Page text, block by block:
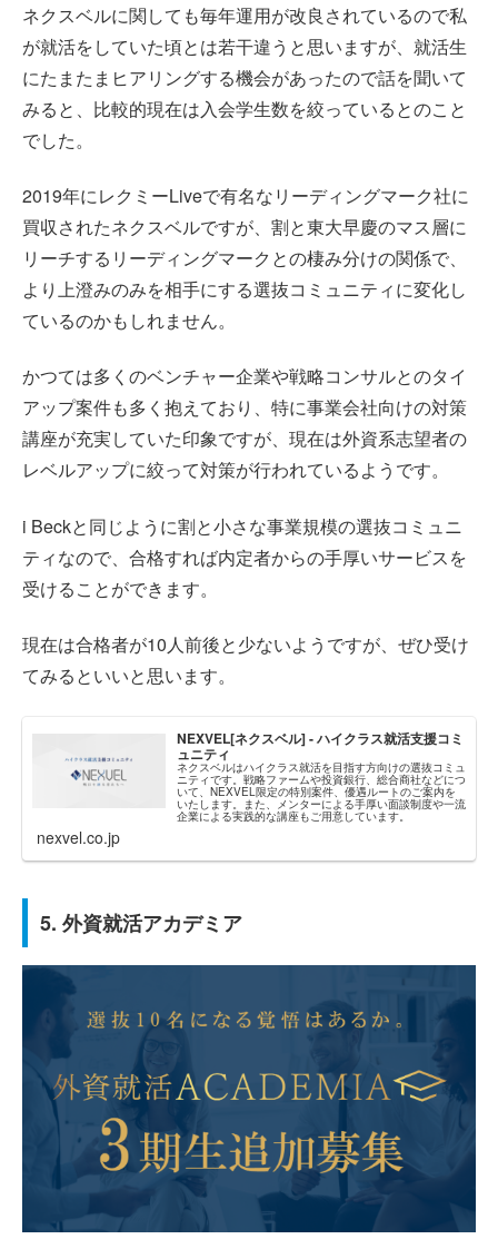
ネクスベルに関しても毎年運用が改良されているので私
が就活をしていた頃とは若干違うと思いますが、就活生
にたまたまヒアリングする機会があったので話を聞いて
みると、比較的現在は入会学生数を絞っているとのこと
でした。
2019年にレクミーLiveで有名なリーディングマーク社に
買収されたネクスベルですが、割と東大早慶のマス層に
リーチするリーディングマークとの棲み分けの関係で、
より上澄みのみを相手にする選抜コミュニティに変化し
ているのかもしれません。
かつては多くのベンチャー企業や戦略コンサルとのタイ
アップ案件も多く抱えており、特に事業会社向けの対策
講座が充実していた印象ですが、現在は外資系志望者の
レベルアップに絞って対策が行われているようです。
i Beckと同じように割と小さな事業規模の選抜コミュニ
ティなので、合格すれば内定者からの手厚いサービスを
受けることができます。
現在は合格者が10人前後と少ないようですが、ぜひ受け
てみるといいと思います。
NEXVEL[ネクスベル] - ハイクラス就活支援コミ
ュニティ
ネクスベルはハイクラス就活を目指す方向けの選抜コミュ
ニティです。戦略ファームや投資銀行、総合商社などにつ
いて、NEXVEL限定の特別案件、優遇ルートのご案内を
いたします。また、メンターによる手厚い面談制度や一流
企業による実践的な講座もご用意しています。
nexvel.co.jp
5. 外資就活アカデミア